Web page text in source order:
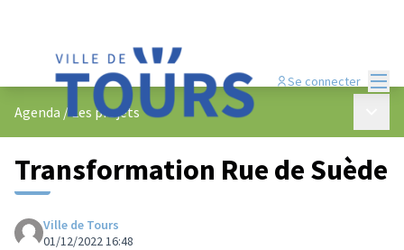
Se connecter
Agenda /Les projets
Transformation Rue de Suède
Ville de Tours
01/12/2022 16:48